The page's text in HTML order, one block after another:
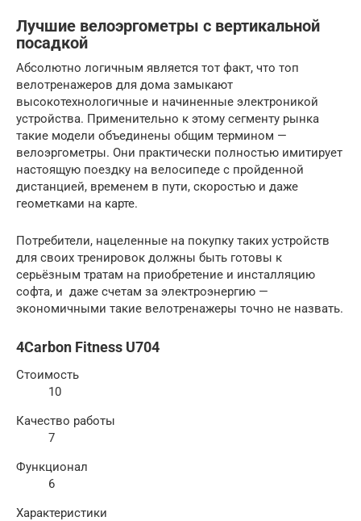
Лучшие велоэргометры с вертикальной
посадкой
Абсолютно логичным является тот факт, что топ
велотренажеров для дома замыкают
высокотехнологичные и начиненные электроникой
устройства. Применительно к этому сегменту рынка
такие модели объединены общим термином —
велоэргометры. Они практически полностью имитирует
настоящую поездку на велосипеде с пройденной
дистанцией, временем в пути, скоростью и даже
геометками на карте.
Потребители, нацеленные на покупку таких устройств
для своих тренировок должны быть готовы к
серьёзным тратам на приобретение и инсталляцию
софта, и даже счетам за электроэнергию —
экономичными такие велотренажеры точно не назвать.
4Carbon Fitness U704
Стоимость
10
Качество работы
7
Функционал
6
Характеристики